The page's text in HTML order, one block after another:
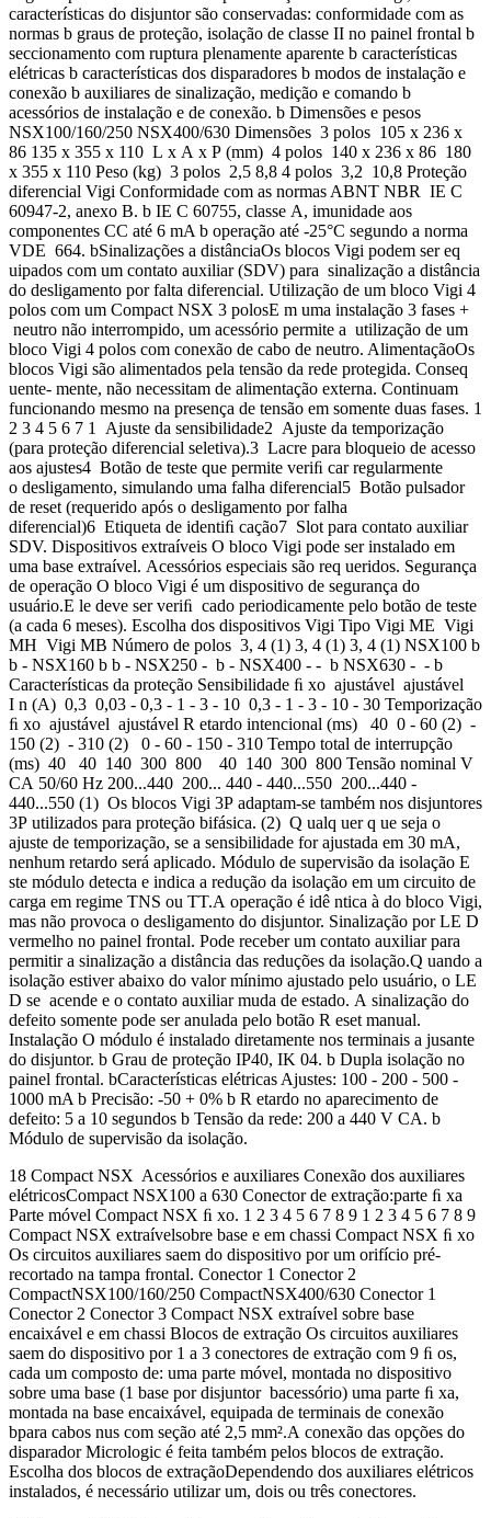
características do disjuntor são conservadas: conformidade com as
normas b graus de proteção, isolação de classe II no painel frontal b
seccionamento com ruptura plenamente aparente b características
elétricas b características dos disparadores b modos de instalação e
conexão b auxiliares de sinalização, medição e comando b
acessórios de instalação e de conexão. b Dimensões e pesos
NSX100/160/250 NSX400/630 Dimensões 3 polos 105 x 236 x
86 135 x 355 x 110 L x A x P (mm) 4 polos 140 x 236 x 86 180
x 355 x 110 Peso (kg) 3 polos 2,5 8,8 4 polos 3,2 10,8 Proteção
diferencial Vigi Conformidade com as normas ABNT NBR IE C
60947-2, anexo B. b IE C 60755, classe A, imunidade aos
componentes CC até 6 mA b operação até -25°C segundo a norma
VDE 664. bSinalizações a distânciaOs blocos Vigi podem ser eq
uipados com um contato auxiliar (SDV) para sinalização a distância
do desligamento por falta diferencial. Utilização de um bloco Vigi 4
polos com um Compact NSX 3 polosE m uma instalação 3 fases +
neutro não interrompido, um acessório permite a utilização de um
bloco Vigi 4 polos com conexão de cabo de neutro. AlimentaçãoOs
blocos Vigi são alimentados pela tensão da rede protegida. Conseq
uente- mente, não necessitam de alimentação externa. Continuam
funcionando mesmo na presença de tensão em somente duas fases. 1
2 3 4 5 6 7 1 Ajuste da sensibilidade2 Ajuste da temporização
(para proteção diferencial seletiva).3 Lacre para bloqueio de acesso
aos ajustes4 Botão de teste que permite veriﬁ car regularmente
o desligamento, simulando uma falha diferencial5 Botão pulsador
de reset (requerido após o desligamento por falha
diferencial)6 Etiqueta de identiﬁ cação7 Slot para contato auxiliar
SDV. Dispositivos extraíveis O bloco Vigi pode ser instalado em
uma base extraível. Acessórios especiais são req ueridos. Segurança
de operação O bloco Vigi é um dispositivo de segurança do
usuário.E le deve ser veriﬁ cado periodicamente pelo botão de teste
(a cada 6 meses). Escolha dos dispositivos Vigi Tipo Vigi ME Vigi
MH Vigi MB Número de polos 3, 4 (1) 3, 4 (1) 3, 4 (1) NSX100 b
b - NSX160 b b - NSX250 - b - NSX400 - - b NSX630 - - b
Características da proteção Sensibilidade ﬁ xo ajustável ajustável
I n (A) 0,3 0,03 - 0,3 - 1 - 3 - 10 0,3 - 1 - 3 - 10 - 30 Temporização
ﬁ xo ajustável ajustável R etardo intencional (ms) 40 0 - 60 (2) -
150 (2) - 310 (2) 0 - 60 - 150 - 310 Tempo total de interrupção
(ms) 40 40 140 300 800 40 140 300 800 Tensão nominal V
CA 50/60 Hz 200...440 200... 440 - 440...550 200...440 -
440...550 (1) Os blocos Vigi 3P adaptam-se também nos disjuntores
3P utilizados para proteção bifásica. (2) Q ualq uer q ue seja o
ajuste de temporização, se a sensibilidade for ajustada em 30 mA,
nenhum retardo será aplicado. Módulo de supervisão da isolação E
ste módulo detecta e indica a redução da isolação em um circuito de
carga em regime TNS ou TT.A operação é idê ntica à do bloco Vigi,
mas não provoca o desligamento do disjuntor. Sinalização por LE D
vermelho no painel frontal. Pode receber um contato auxiliar para
permitir a sinalização a distância das reduções da isolação.Q uando a
isolação estiver abaixo do valor mínimo ajustado pelo usuário, o LE
D se acende e o contato auxiliar muda de estado. A sinalização do
defeito somente pode ser anulada pelo botão R eset manual.
Instalação O módulo é instalado diretamente nos terminais a jusante
do disjuntor. b Grau de proteção IP40, IK 04. b Dupla isolação no
painel frontal. bCaracterísticas elétricas Ajustes: 100 - 200 - 500 -
1000 mA b Precisão: -50 + 0% b R etardo no aparecimento de
defeito: 5 a 10 segundos b Tensão da rede: 200 a 440 V CA. b
Módulo de supervisão da isolação.
18 Compact NSX Acessórios e auxiliares Conexão dos auxiliares
elétricosCompact NSX100 a 630 Conector de extração:parte ﬁ xa
Parte móvel Compact NSX ﬁ xo. 1 2 3 4 5 6 7 8 9 1 2 3 4 5 6 7 8 9
Compact NSX extraívelsobre base e em chassi Compact NSX ﬁ xo
Os circuitos auxiliares saem do dispositivo por um orifício pré-
recortado na tampa frontal. Conector 1 Conector 2
CompactNSX100/160/250 CompactNSX400/630 Conector 1
Conector 2 Conector 3 Compact NSX extraível sobre base
encaixável e em chassi Blocos de extração Os circuitos auxiliares
saem do dispositivo por 1 a 3 conectores de extração com 9 ﬁ os,
cada um composto de: uma parte móvel, montada no dispositivo
sobre uma base (1 base por disjuntor bacessório) uma parte ﬁ xa,
montada na base encaixável, equipada de terminais de conexão
bpara cabos nus com seção até 2,5 mm².A conexão das opções do
disparador Micrologic é feita também pelos blocos de extração.
Escolha dos blocos de extraçãoDependendo dos auxiliares elétricos
instalados, é necessário utilizar um, dois ou três conectores.